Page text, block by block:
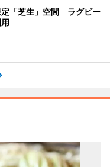
定「芝生」空間 ラグビー